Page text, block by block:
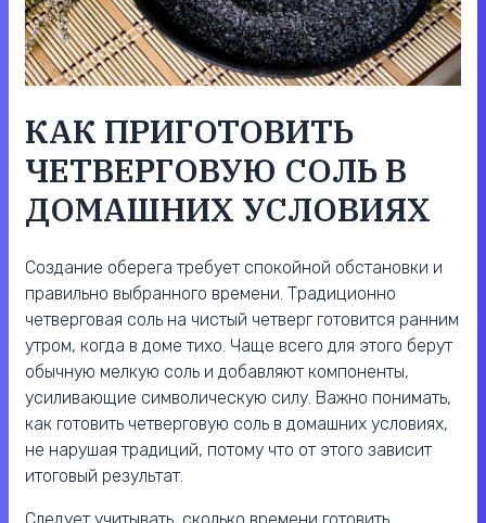
КАК ПРИГОТОВИТЬ
ЧЕТВЕРГОВУЮ СОЛЬ В
ДОМАШНИХ УСЛОВИЯХ
Создание оберега требует спокойной обстановки и
правильно выбранного времени. Традиционно
четверговая соль на чистый четверг готовится ранним
утром, когда в доме тихо. Чаще всего для этого берут
обычную мелкую соль и добавляют компоненты,
усиливающие символическую силу. Важно понимать,
как готовить четверговую соль в домашних условиях,
не нарушая традиций, потому что от этого зависит
итоговый результат.